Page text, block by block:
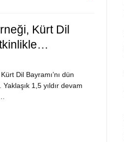
Kürt Dil
Dil Bayramı’nı dün
1,5 yıldır devam